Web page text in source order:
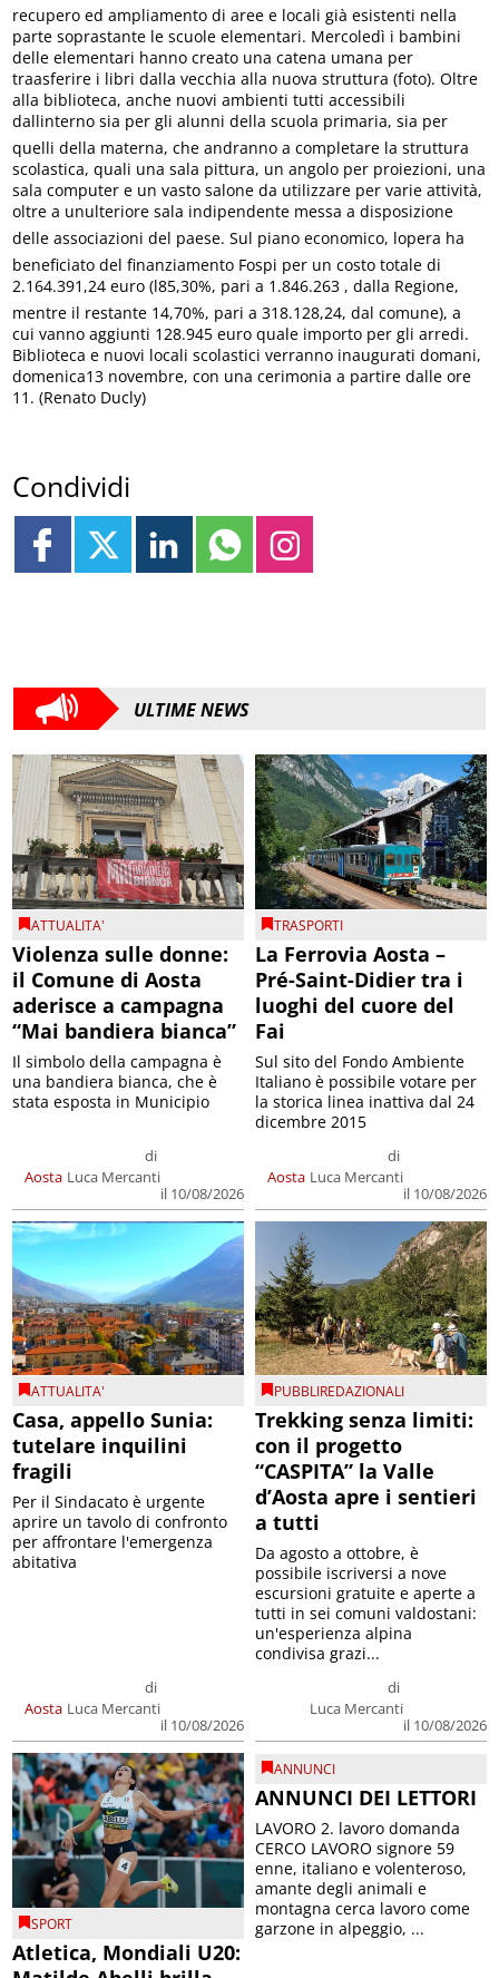
recupero ed ampliamento di aree e locali già esistenti nella
parte soprastante le scuole elementari. Mercoledì i bambini
delle elementari hanno creato una catena umana per
traasferire i libri dalla vecchia alla nuova struttura (foto). Oltre
alla biblioteca, anche nuovi ambienti tutti accessibili
dallinterno sia per gli alunni della scuola primaria, sia per
quelli della materna, che andranno a completare la struttura
scolastica, quali una sala pittura, un angolo per proiezioni, una
sala computer e un vasto salone da utilizzare per varie attività,
oltre a unulteriore sala indipendente messa a disposizione
delle associazioni del paese. Sul piano economico, lopera ha
beneficiato del finanziamento Fospi per un costo totale di
2.164.391,24 euro (l85,30%, pari a 1.846.263 , dalla Regione,
mentre il restante 14,70%, pari a 318.128,24, dal comune), a
cui vanno aggiunti 128.945 euro quale importo per gli arredi.
Biblioteca e nuovi locali scolastici verranno inaugurati domani,
domenica13 novembre, con una cerimonia a partire dalle ore
11. (Renato Ducly)
Condividi
ULTIME NEWS
ATTUALITA'
Violenza sulle donne:
il Comune di Aosta
aderisce a campagna
“Mai bandiera bianca”
Aosta
di
Luca Mercanti
il 10/08/2026
Il simbolo della campagna è
una bandiera bianca, che è
stata esposta in Municipio
TRASPORTI
La Ferrovia Aosta –
Pré-Saint-Didier tra i
luoghi del cuore del
Fai
Aosta
di
Luca Mercanti
il 10/08/2026
Sul sito del Fondo Ambiente
Italiano è possibile votare per
la storica linea inattiva dal 24
dicembre 2015
ATTUALITA'
Casa, appello Sunia:
tutelare inquilini
fragili
Aosta
di
Luca Mercanti
il 10/08/2026
Per il Sindacato è urgente
aprire un tavolo di confronto
per affrontare l'emergenza
abitativa
PUBBLIREDAZIONALI
Trekking senza limiti:
con il progetto
“CASPITA” la Valle
d’Aosta apre i sentieri
a tutti
di
Luca Mercanti
il 10/08/2026
Da agosto a ottobre, è
possibile iscriversi a nove
escursioni gratuite e aperte a
tutti in sei comuni valdostani:
un'esperienza alpina
condivisa grazi...
SPORT
Atletica, Mondiali U20:
ANNUNCI
ANNUNCI DEI LETTORI
LAVORO 2. lavoro domanda
CERCO LAVORO signore 59
enne, italiano e volenteroso,
amante degli animali e
montagna cerca lavoro come
garzone in alpeggio, ...